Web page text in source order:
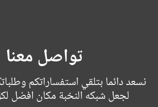
تواصل معنا
نسعد دائما بتلقي استفساراتكم
لجعل شبكه النخبة مكان افضل